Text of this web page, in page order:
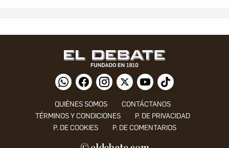
QUIÉNES SOMOS
CONTÁCTANOS
TÉRMINOS Y CONDICIONES
P. DE PRIVACIDAD
P. DE COOKIES
P. DE COMENTARIOS